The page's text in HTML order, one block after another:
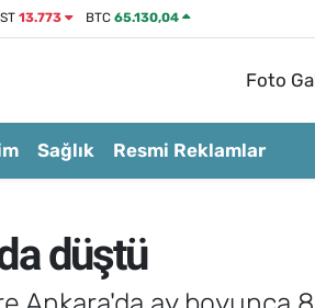
13.773 BTC 65.130,04
Foto
Sağlık Resmi Reklamlar
düştü